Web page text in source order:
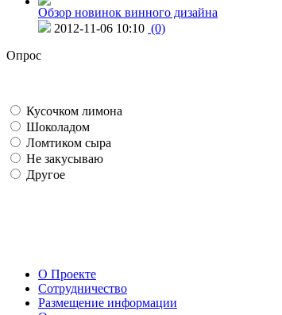
Обзор новинок винного дизайна
2012-11-06 10:10 (0)
Опрос
Кусочком лимона
Шоколадом
Ломтиком сыра
Не закусываю
Другое
О Проекте
Сотрудничество
Размещение информации